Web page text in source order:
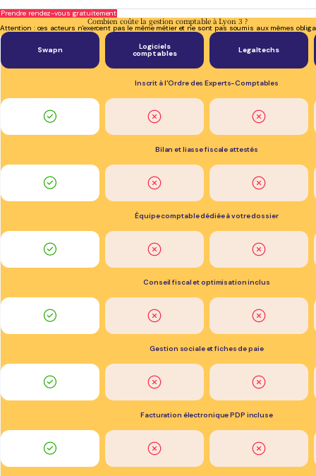
Prendre rendez-vous gratuitement
Combien coûte la gestion comptable à Lyon 3 ?
Attention : ces acteurs n'exercent pas le même métier et ne sont pas soumis aux mêmes
Swapn Logiciels
comptables Legaltechs
Inscrit à l'Ordre des Experts-Comptables
Bilan et liasse fiscale attestés
Équipe comptable dédiée à votre dossier
Conseil fiscal et optimisation inclus
Gestion sociale et fiches de paie
Facturation électronique PDP incluse